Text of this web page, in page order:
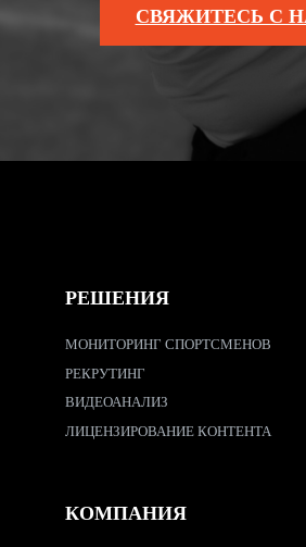
СВЯЖИТЕСЬ С
РЕШЕНИЯ
МОНИТОРИНГ СПОРТСМЕНОВ
РЕКРУТИНГ
ВИДЕОАНАЛИЗ
ЛИЦЕНЗИРОВАНИЕ КОНТЕНТА
КОМПАНИЯ